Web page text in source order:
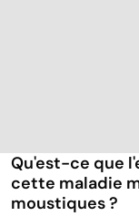
Qu'est-ce que
cette maladie
moustiques ?